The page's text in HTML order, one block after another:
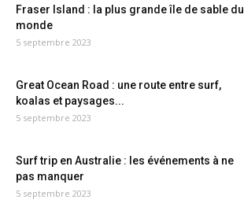
Fraser Island : la plus grande île de sable du
monde
5 septembre 2023
Great Ocean Road : une route entre surf,
koalas et paysages...
5 septembre 2023
Surf trip en Australie : les événements à ne
pas manquer
5 septembre 2023